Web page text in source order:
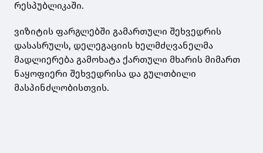
რესპუბლიკაში.
ვიზიტის ფარგლებში გამართული შეხვედრის
დასასრულს, დელეგაციის ხელმძღვანელმა
მადლიერება გამოხატა ქართული მხარის მიმართ
ნაყოფიერი შეხვედრისა და გულთბილი
მასპინძლობისთვის.